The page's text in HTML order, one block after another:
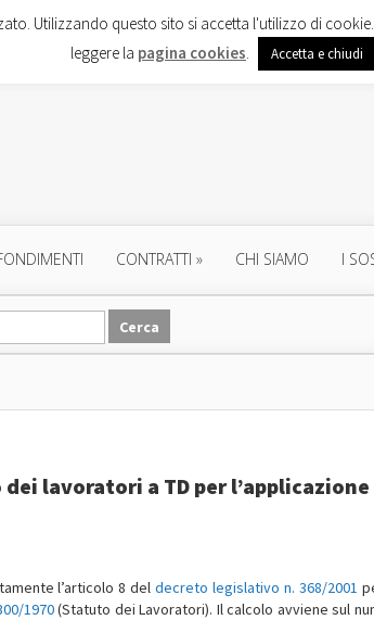
CONTRATTI » CHI SIAMO I
lavoratori a TD per l’applicazione
l’articolo 8 deldecreto legislativo n. 368/2001
1970(Statuto dei Lavoratori). Il calcolo avviene sul
Utilizzando questo sito si accetta l'utilizzo di
leggere la pagina cookies. Accetta e chiudi